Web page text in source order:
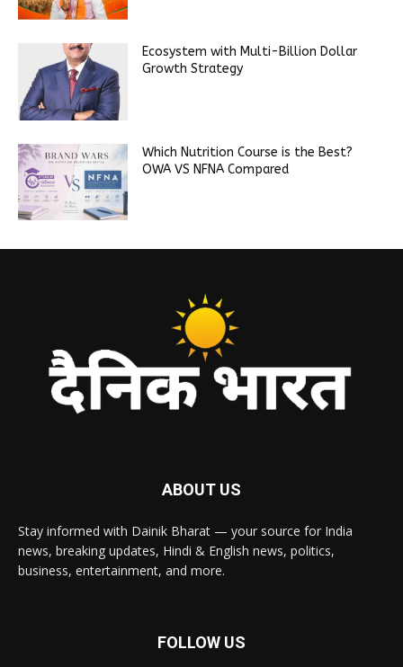
Ecosystem with Multi-Billion Dollar
Growth Strategy
Which Nutrition Course is the Best?
OWA VS NFNA Compared
ABOUT US
Stay informed with Dainik Bharat — your source for India
news, breaking updates, Hindi & English news, politics,
business, entertainment, and more.
FOLLOW US